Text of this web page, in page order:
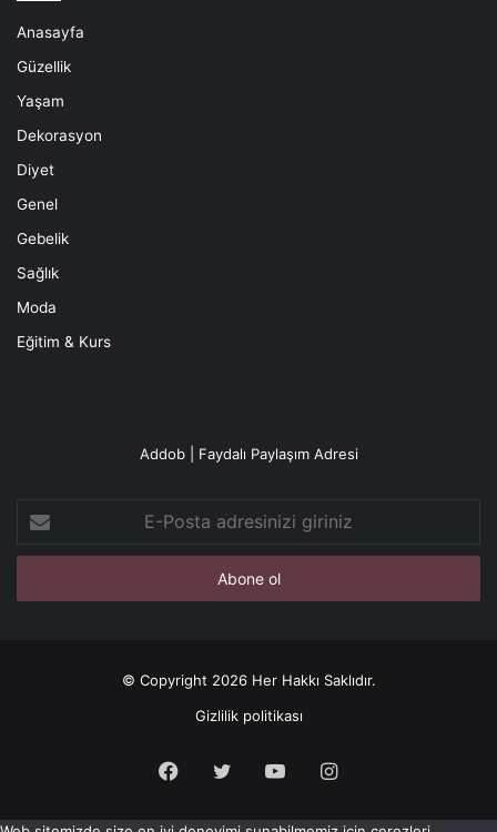
Anasayfa
Güzellik
Yaşam
Dekorasyon
Diyet
Genel
Gebelik
Sağlık
Moda
Eğitim & Kurs
Addob | Faydalı Paylaşım Adresi
Posta
adresinizi
© Copyright 2026 Her Hakkı Saklıdır.
Gizlilik politikası
Facebook
X YouTubeInstagram